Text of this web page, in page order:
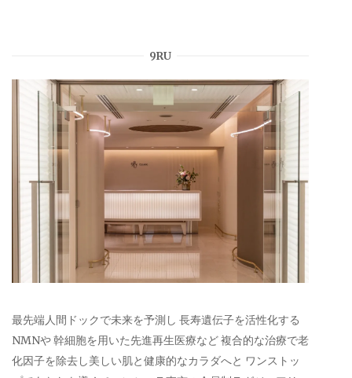
9RU
最先端人間ドックで未来を予測し 長寿遺伝子を活性化する
NMNや 幹細胞を用いた先進再生医療など 複合的な治療で老
化因子を除去し美しい肌と健康的なカラダへと ワンストッ